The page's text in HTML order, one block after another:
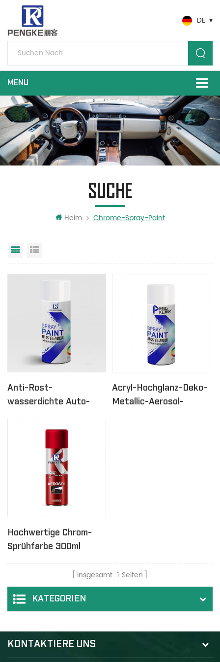
DE
SUCHE
Heim Chrome-Spray-Paint
Rasteransicht
Anti-Rost-
wasserdichte Auto-
Sprühfarbe
Acryl-Hochglanz-Deko-
Metallic-Aerosol-
Hochwertige Chrom-
Sprühfarbe 300ml
Insgesamt 1 Seiten
KATEGORIEN
KONTAKTIERE UNS